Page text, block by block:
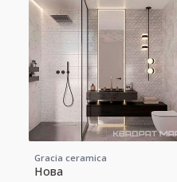
Gracia ceramica
Нова